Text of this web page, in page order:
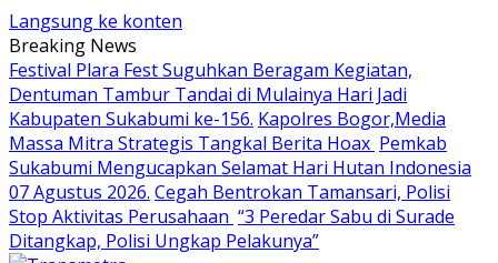
Langsung ke konten
Breaking News
Festival Plara Fest Suguhkan Beragam Kegiatan,
Dentuman Tambur Tandai di Mulainya Hari Jadi
Kabupaten Sukabumi ke-156. Kapolres Bogor,Media
Massa Mitra Strategis Tangkal Berita Hoax Pemkab
Sukabumi Mengucapkan Selamat Hari Hutan Indonesia
07 Agustus 2026. Cegah Bentrokan Tamansari, Polisi
Stop Aktivitas Perusahaan “3 Peredar Sabu di Surade
Ditangkap, Polisi Ungkap Pelakunya”